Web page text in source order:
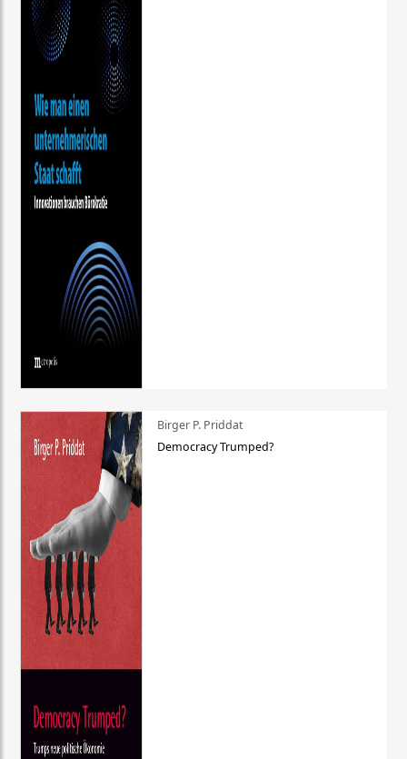
Birger P. Priddat
Democracy Trumped?